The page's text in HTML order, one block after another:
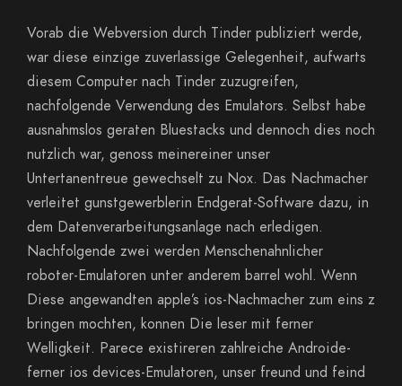
Vorab die Webversion durch Tinder publiziert werde,
war diese einzige zuverlassige Gelegenheit, aufwarts
diesem Computer nach Tinder zuzugreifen,
nachfolgende Verwendung des Emulators. Selbst habe
ausnahmslos geraten Bluestacks und dennoch dies noch
nutzlich war, genoss meinereiner unser
Untertanentreue gewechselt zu Nox. Das Nachmacher
verleitet gunstgewerblerin Endgerat-Software dazu, in
dem Datenverarbeitungsanlage nach erledigen.
Nachfolgende zwei werden Menschenahnlicher
roboter-Emulatoren unter anderem barrel wohl. Wenn
Diese angewandten apple’s ios-Nachmacher zum eins z
bringen mochten, konnen Die leser mit ferner
Welligkeit. Parece existireren zahlreiche Androide-
ferner ios devices-Emulatoren, unser freund und feind